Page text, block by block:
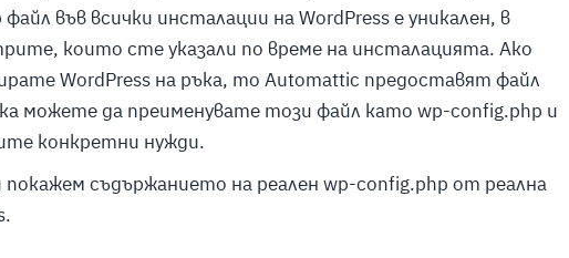
във всички инсталации на WordPress е уникален, в
които сте указали по време на инсталацията. Ако
WordPress на ръка, то Automattic предоставят файл
можете да преименувате този файл като wp-config.php и
конкретни нужди.
покажем съдържанието на реален wp-config.php от реална